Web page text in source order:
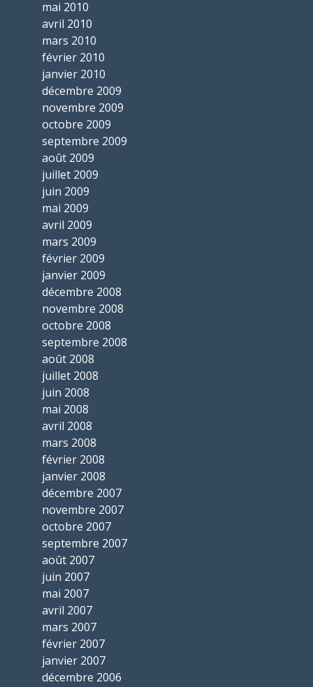
mai 2010
avril 2010
mars 2010
février 2010
janvier 2010
décembre 2009
novembre 2009
octobre 2009
septembre 2009
août 2009
juillet 2009
juin 2009
mai 2009
avril 2009
mars 2009
février 2009
janvier 2009
décembre 2008
novembre 2008
octobre 2008
septembre 2008
août 2008
juillet 2008
juin 2008
mai 2008
avril 2008
mars 2008
février 2008
janvier 2008
décembre 2007
novembre 2007
octobre 2007
septembre 2007
août 2007
juin 2007
mai 2007
avril 2007
mars 2007
février 2007
janvier 2007
décembre 2006